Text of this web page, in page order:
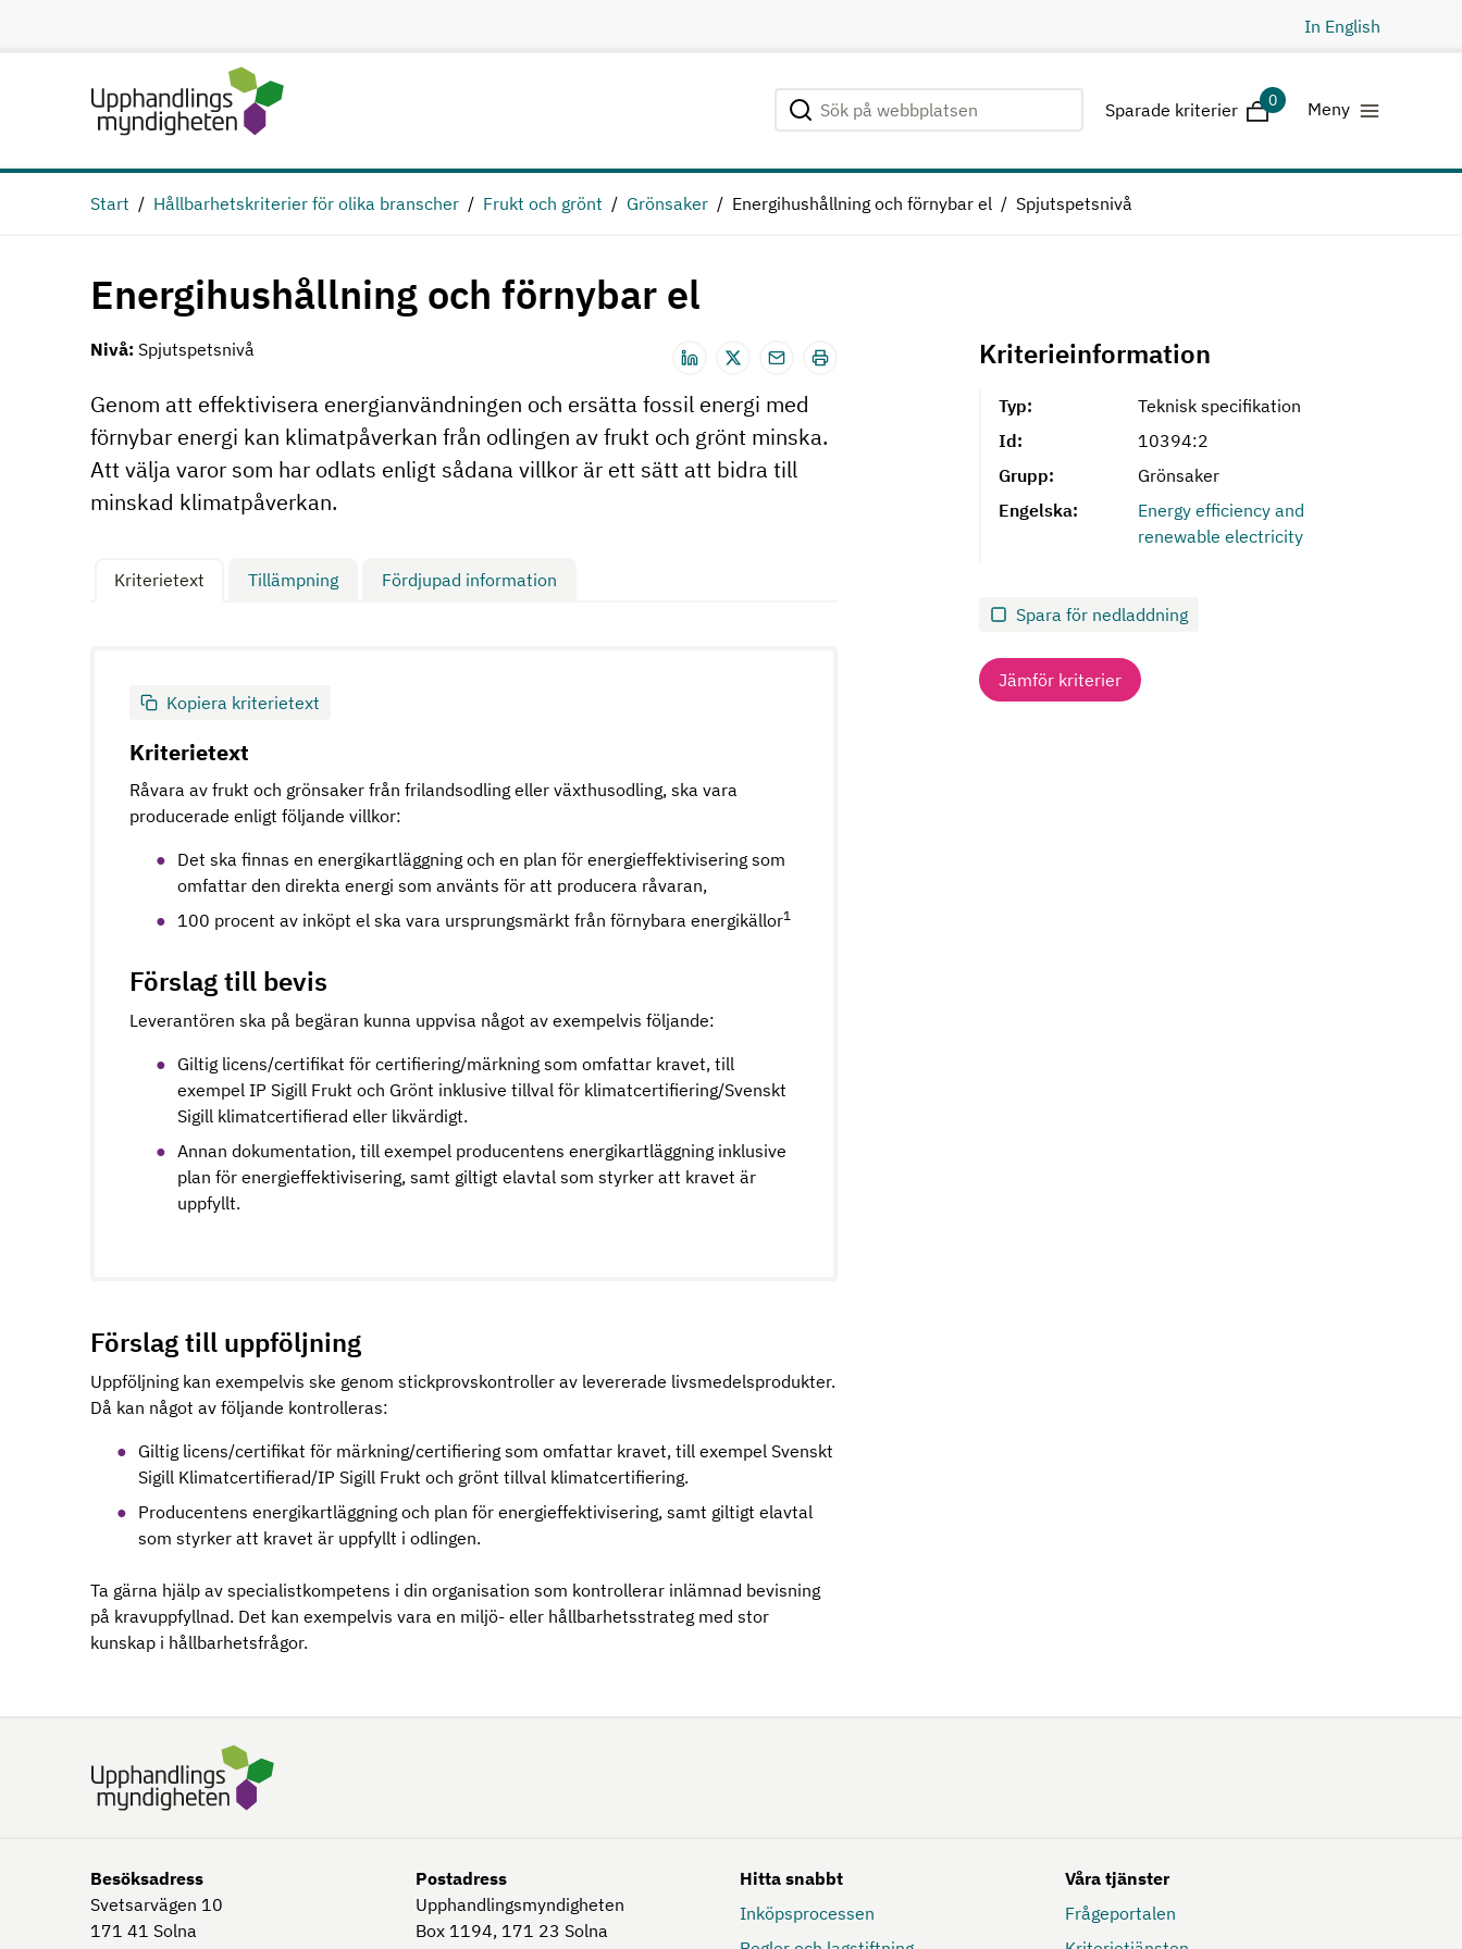
In English
Sök på webbplatsen
Genomför sökning Sparade kriterier
Sparade kriterier 0 Meny
Start Hållbarhetskriterier för olika branscher Frukt och grönt Grönsaker Energihushållning och förnybar el Spjutspetsnivå
Energihushållning och förnybar el
Kriterieinformation
Typ:
Teknisk specifikation
Id:
10394:2
Grupp:
Grönsaker
Engelska:
Energy efficiency and
renewable electricity
Spara för nedladdning
Jämför kriterier
Nivå: Spjutspetsnivå
Genom att effektivisera energianvändningen och ersätta fossil energi med
förnybar energi kan klimatpåverkan från odlingen av frukt och grönt minska.
Att välja varor som har odlats enligt sådana villkor är ett sätt att bidra till
minskad klimatpåverkan.
Kriterietext Tillämpning Fördjupad information
Kopiera kriterietext
Kriterietext
Råvara av frukt och grönsaker från frilandsodling eller växthusodling, ska vara
producerade enligt följande villkor:
Det ska finnas en energikartläggning och en plan för energieffektivisering som
omfattar den direkta energi som använts för att producera råvaran,
100 procent av inköpt el ska vara ursprungsmärkt från förnybara energikällor1
Förslag till bevis
Leverantören ska på begäran kunna uppvisa något av exempelvis följande:
Giltig licens/certifikat för certifiering/märkning som omfattar kravet, till
exempel IP Sigill Frukt och Grönt inklusive tillval för klimatcertifiering/Svenskt
Sigill klimatcertifierad eller likvärdigt.
Annan dokumentation, till exempel producentens energikartläggning inklusive
plan för energieffektivisering, samt giltigt elavtal som styrker att kravet är
uppfyllt.
Förslag till uppföljning
Uppföljning kan exempelvis ske genom stickprovskontroller av levererade livsmedelsprodukter.
Då kan något av följande kontrolleras:
Giltig licens/certifikat för märkning/certifiering som omfattar kravet, till exempel Svenskt
Sigill Klimatcertifierad/IP Sigill Frukt och grönt tillval klimatcertifiering.
Producentens energikartläggning och plan för energieffektivisering, samt giltigt elavtal
som styrker att kravet är uppfyllt i odlingen.
Ta gärna hjälp av specialistkompetens i din organisation som kontrollerar inlämnad bevisning
på kravuppfyllnad. Det kan exempelvis vara en miljö- eller hållbarhetsstrateg med stor
kunskap i hållbarhetsfrågor.
Besöksadress
Svetsarvägen 10
171 41 Solna
Postadress
Upphandlingsmyndigheten
Box 1194, 171 23 Solna
Hitta snabbt
Inköpsprocessen
Våra tjänster
Frågeportalen